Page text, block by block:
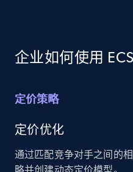
企业如何使用
定价策略
定价优化
通过匹配竞争对手之间的